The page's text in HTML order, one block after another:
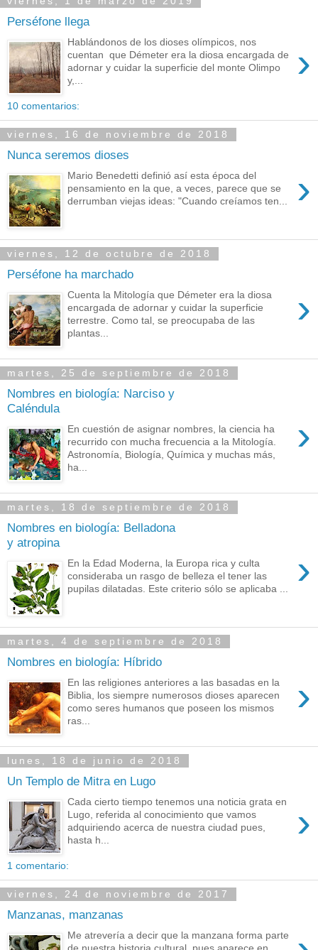
Perséfone llega
›
Hablándonos de los dioses olímpicos, nos
cuentan que Démeter era la diosa encargada de
adornar y cuidar la superficie del monte Olimpo
y,...
10 comentarios:
viernes, 16 de noviembre de 2018
Nunca seremos dioses
›
Mario Benedetti definió así esta época del
pensamiento en la que, a veces, parece que se
derrumban viejas ideas: "Cuando creíamos ten...
viernes, 12 de octubre de 2018
Perséfone ha marchado
›
Cuenta la Mitología que Démeter era la diosa
encargada de adornar y cuidar la superficie
terrestre. Como tal, se preocupaba de las
plantas...
martes, 25 de septiembre de 2018
Nombres en biología: Narciso y
Caléndula
›
En cuestión de asignar nombres, la ciencia ha
recurrido con mucha frecuencia a la Mitología.
Astronomía, Biología, Química y muchas más,
ha...
martes, 18 de septiembre de 2018
Nombres en biología: Belladona
y atropina
›
En la Edad Moderna, la Europa rica y culta
consideraba un rasgo de belleza el tener las
pupilas dilatadas. Este criterio sólo se aplicaba ...
martes, 4 de septiembre de 2018
Nombres en biología: Híbrido
›
En las religiones anteriores a las basadas en la
Biblia, los siempre numerosos dioses aparecen
como seres humanos que poseen los mismos
ras...
lunes, 18 de junio de 2018
Un Templo de Mitra en Lugo
›
Cada cierto tiempo tenemos una noticia grata en
Lugo, referida al conocimiento que vamos
adquiriendo acerca de nuestra ciudad pues,
hasta h...
1 comentario:
viernes, 24 de noviembre de 2017
Manzanas, manzanas
Me atrevería a decir que la manzana forma parte
de nuestra historia cultural, pues aparece en